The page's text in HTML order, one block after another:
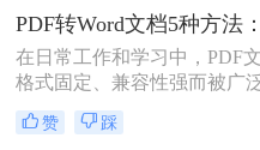
PDF转为Word文档时，最崩
间。一份精心排版的PDF报
后却变成需要“二次加工”的
档，不仅浪费时间，更可能
信息错漏的风险。那么pdf转
保留原排版呢？
在日常工作和学习中，PDF
格式固定、兼容性强而被广
然而，PDF的静态特性也带来
困难的问题。为了便于修改
赞 踩